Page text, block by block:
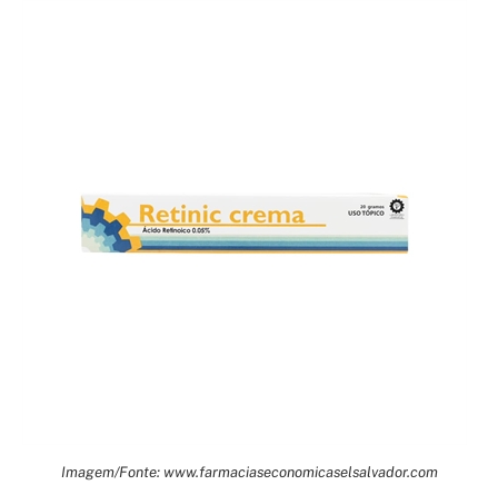
Imagem/Fonte: www.farmaciaseconomicaselsalvador.com